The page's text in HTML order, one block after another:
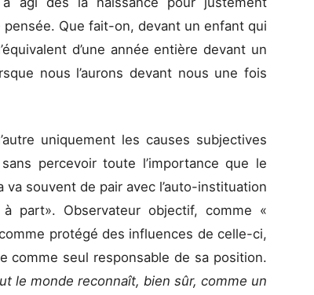
Que fait-on, devant un enfant qui
d’une année entière devant un
nous l’aurons devant nous une fois
uniquement les causes subjectives
percevoir toute l’importance que le
souvent de pair avec l’auto-instituation
part». Observateur objectif, comme «
protégé des influences de celle-ci,
comme seul responsable de sa position.
le monde reconnaît, bien sûr, comme un